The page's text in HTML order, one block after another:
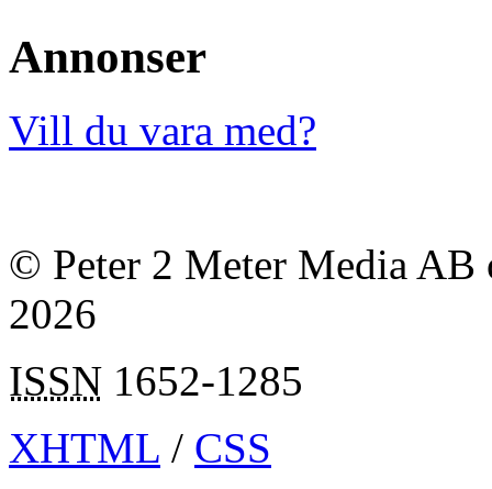
Annonser
Vill du vara med?
© Peter 2 Meter Media AB
2026
ISSN 1652-1285
XHTML / CSS